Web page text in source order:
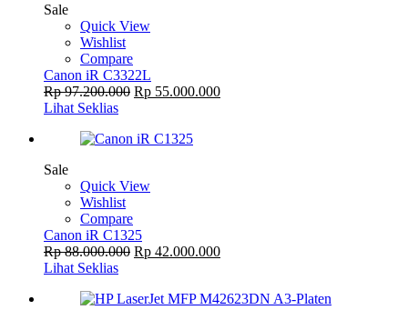
Sale
Quick View
Wishlist
Compare
Canon iR C3322L
Rp97.200.000 Rp 55.000.000
Lihat Seklias
Sale
Quick View
Wishlist
Compare
Canon iR C1325
Rp88.000.000 Rp 42.000.000
Lihat Seklias